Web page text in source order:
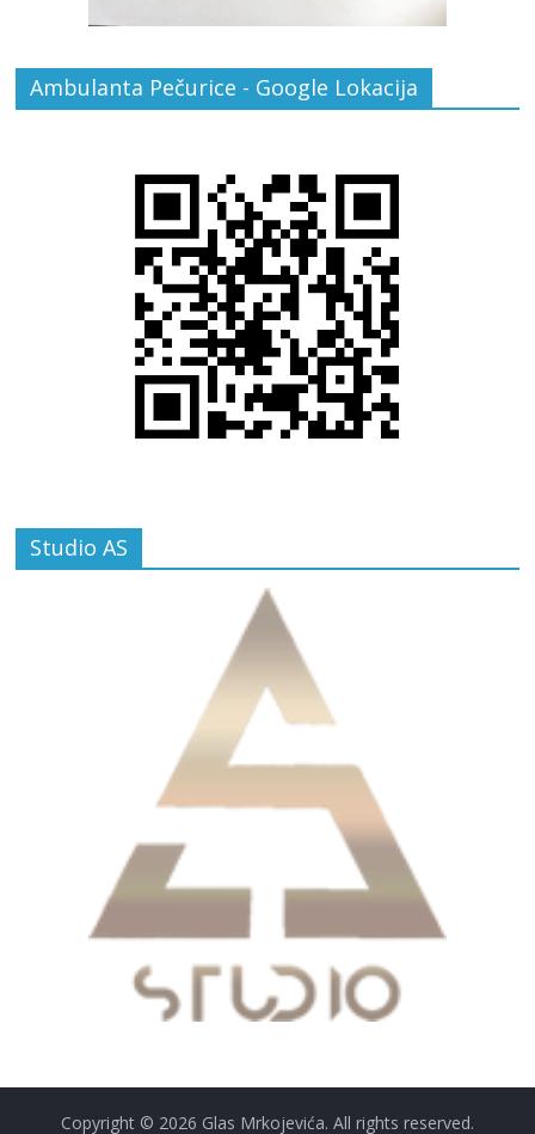
Ambulanta Pečurice - Google Lokacija
Studio AS
Copyright © 2026 Glas Mrkojevića. All rights reserved.